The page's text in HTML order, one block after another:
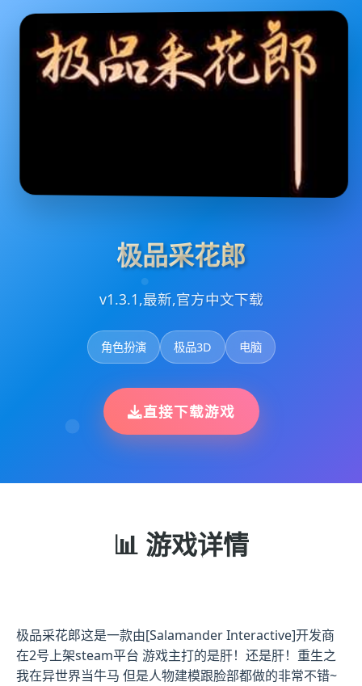
极品采花郎
v1.3.1,最新,官方中文下载
角色扮演 极品3D 电脑
直接下载游戏
📊 游戏详情
极品采花郎这是一款由[Salamander Interactive]开发商
在2号上架steam平台 游戏主打的是肝！还是肝！重生之
我在异世界当牛马 但是人物建模跟脸部都做的非常不错~